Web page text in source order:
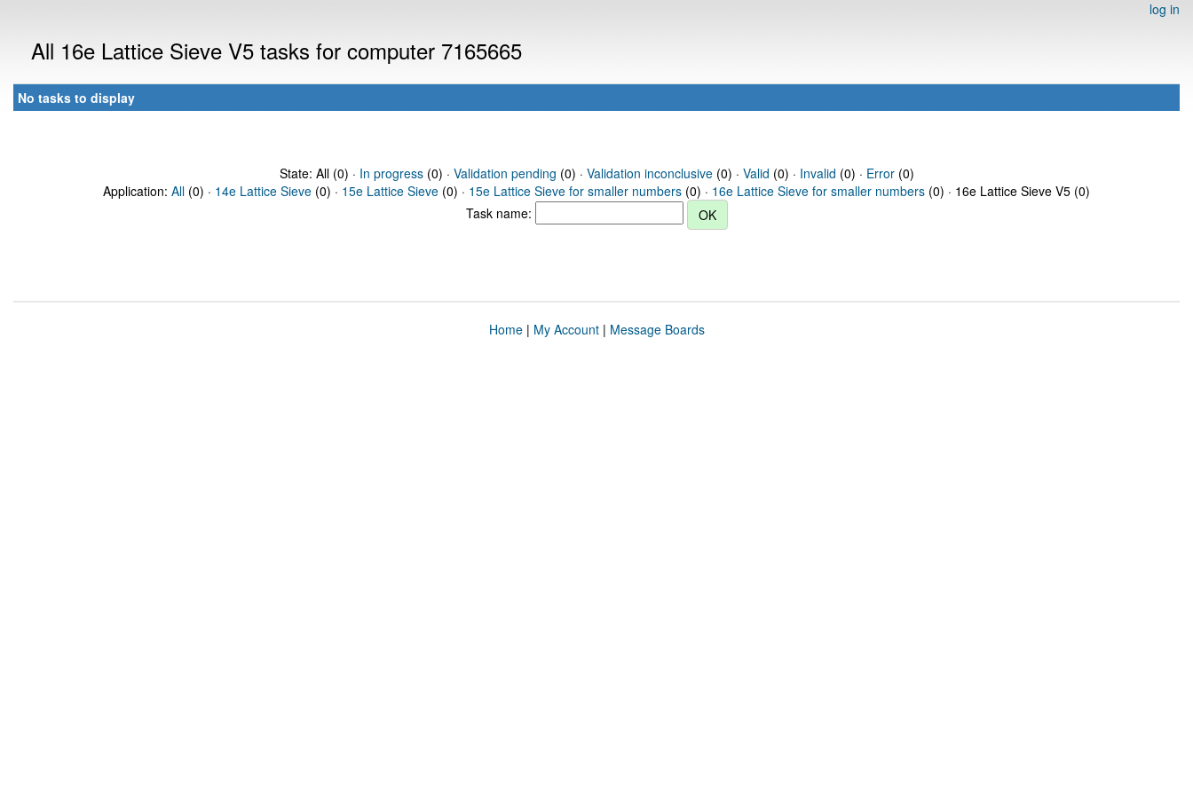
log in
All 16e Lattice Sieve V5 tasks for computer 7165665
No tasks to display
State: All (0) · In progress(0) · Validation pending (0) · Validation inconclusive(0) · Valid (0) · Invalid (0) · Error(0)
Application: All (0) · 14e Lattice Sieve (0) · 15e Lattice Sieve (0) · 15e Lattice Sieve for smaller numbers (0) · 16e Lattice Sieve for smaller numbers (0) · 16e Lattice Sieve V5 (0)
Task name:
Home| My Account| Message Boards